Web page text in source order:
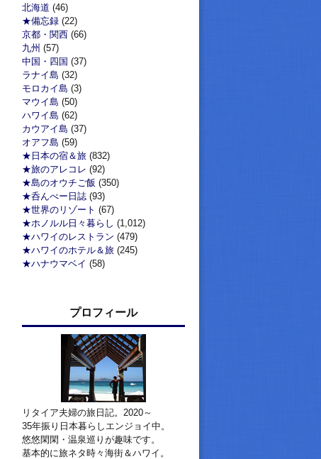
北海道 (46)
★備忘録 (22)
京都・関西 (66)
九州 (57)
中国・四国 (37)
ラナイ島 (32)
モロカイ島 (3)
マウイ島 (50)
ハワイ島 (62)
カウアイ島 (37)
オアフ島 (59)
★日本の宿＆旅 (832)
★旅のアレコレ (92)
★島のオウチご飯 (350)
★呑んべー日誌 (93)
★世界のリゾート (67)
★ホノルル日々暮らし (1,012)
★ハワイのレストラン (479)
★ハワイのホテル＆旅 (245)
★ハナウマベイ (58)
プロフィール
リタイア夫婦の旅日記。2020～
35年振り日本暮らしエンジョイ中。
悠悠閑閑・温泉巡りが趣味です。
基本的に旅ネタ時々海街＆ハワイ。